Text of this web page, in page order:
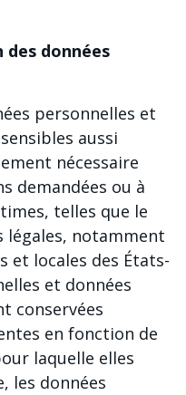
données
personnelles et
aussi
nécessaire
demandées ou à
telles que le
légales, notamment
et locales des États-
et données
conservées
en fonction de
laquelle elles
les données